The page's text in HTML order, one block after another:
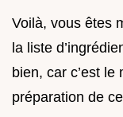
Voilà, vous êtes
la liste
bien, car c’est
préparation de